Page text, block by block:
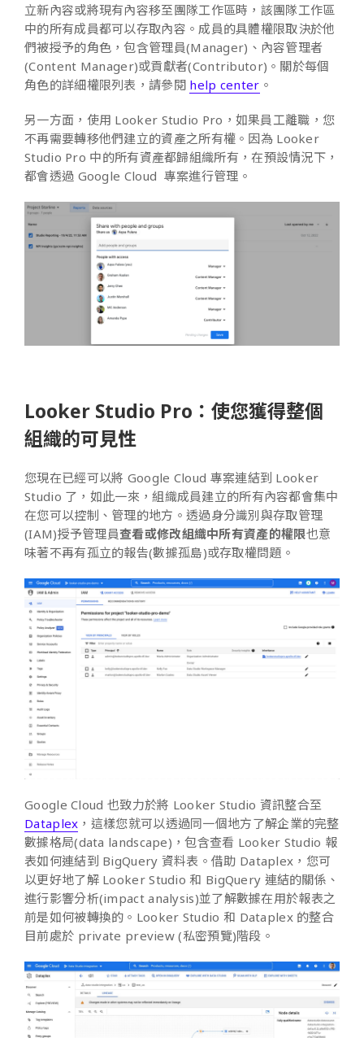
立新內容或將現有內容移至團隊工作區時，該團隊工作區
中的所有成員都可以存取內容。成員的具體權限取決於他
們被授予的角色，包含管理員(Manager)、內容管理者
(Content Manager)或貢獻者(Contributor)。關於每個
角色的詳細權限列表，請參閱 help center 。
另一方面，使用 Looker Studio Pro，如果員工離職，您
不再需要轉移他們建立的資產之所有權。因為 Looker
Studio Pro 中的所有資產都歸組織所有，在預設情況下，
都會透過 Google Cloud 專案進行管理。
Looker Studio Pro：使您獲得整個
組織的可見性
您現在已經可以將 Google Cloud 專案連結到 Looker
Studio 了，如此一來，組織成員建立的所有內容都會集中
在您可以控制、管理的地方。透過身分識別與存取管理
(IAM)授予管理員查看或修改組織中所有資產的權限也意
味著不再有孤立的報告(數據孤島)或存取權問題。
Google Cloud 也致力於將 Looker Studio 資訊整合至
Dataplex ，這樣您就可以透過同一個地方了解企業的完整
數據格局(data landscape)，包含查看 Looker Studio 報
表如何連結到 BigQuery 資料表。借助 Dataplex，您可
以更好地了解 Looker Studio 和 BigQuery 連結的關係、
進行影響分析(impact analysis)並了解數據在用於報表之
前是如何被轉換的。Looker Studio 和 Dataplex 的整合
目前處於 private preview (私密預覽)階段。